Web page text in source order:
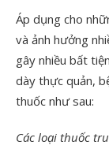
Áp dụng cho
và ảnh hưởng
gây nhiều bất
dày thực quản,
thuốc như sau:
Các loại thuốc